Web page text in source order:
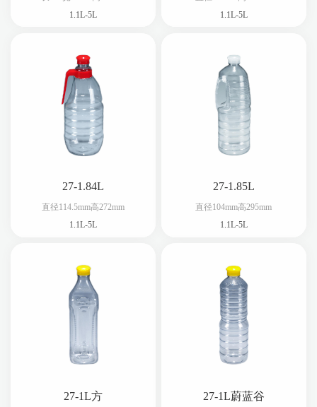
1.1L-5L
1.1L-5L
27-1.84L
直径114.5mm高272mm
1.1L-5L
27-1.85L
直径104mm高295mm
1.1L-5L
27-1L方 27-1L蔚蓝谷